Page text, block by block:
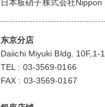
日本板硝子株式会社
东京分店
Daiichi Miyuki Bldg. 10F,1-
TEL : 03-3569-0166
FAX : 03-3569-0167